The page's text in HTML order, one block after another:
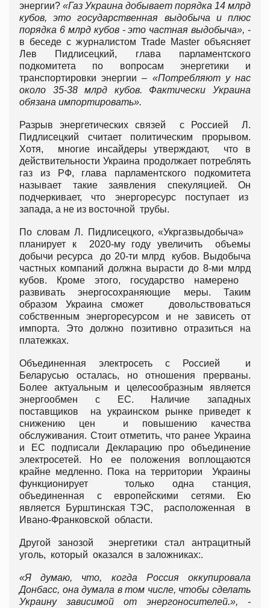
энергии? «Газ Украина добывает порядка 14 млрд
кубов, это государственная выдобыча и плюс
порядка 6 млрд кубов - это частная выдобыча», -
в беседе с журналистом Trade Master объясняет
Лев Пидлисецкий, глава парламентского
подкомитета по вопросам энергетики и
транспортировки энергии – «Потребляют у нас
около 35-38 млрд кубов. Фактически Украина
обязана импортировать».
Разрыв энергетических связей с Россией Л.
Пидлисецкий считает политическим прорывом.
Хотя, многие инсайдеры утверждают, что в
действительности Украина продолжает потреблять
газ из РФ, глава парламентского подкомитета
называет такие заявления спекуляцией. Он
подчеркивает, что энергоресурс поступает из
запада, а не из восточной трубы.
По словам Л. Пидлисецкого, «Укргазвыдобыча»
планирует к 2020-му году увеличить объемы
добычи ресурса до 20-ти млрд кубов. Выдобыча
частных компаний должна вырасти до 8-ми млрд
кубов. Кроме этого, государство намерено
развивать энергосохраняющие меры. Таким
образом Украина сможет довольствоваться
собственным энергоресурсом и не зависеть от
импорта. Это должно позитивно отразиться на
платежках.
Объединенная электросеть с Россией и
Беларусью осталась, но отношения прерваны.
Более актуальным и целесообразным является
энергообмен с ЕС. Наличие западных
поставщиков на украинском рынке приведет к
снижению цен и повышению качества
обслуживания. Стоит отметить, что ранее Украина
и ЕС подписали Декларацию про объединение
электросетей. Но ее положения воплощаются
крайне медленно. Пока на территории Украины
функционирует только одна станция,
объединенная с европейскими сетями. Ею
является Бурштинская ТЭС, расположенная в
Ивано-Франковской области.
Другой занозой энергетики стал антрацитный
уголь, который оказался в заложниках:.
«Я думаю, что, когда Россия оккупировала
Донбасс, она думала в том числе, чтобы сделать
Украину зависимой от энергоносителей.», -